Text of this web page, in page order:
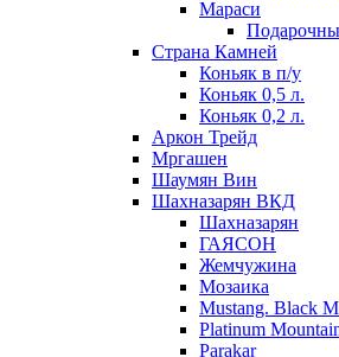
Мараси
Страна Камней
Коньяк в п/у
Коньяк 0,5 л.
Коньяк 0,2 л.
Аркон Трейд
Мргашен
Шаумян Вин
Шахназарян ВКД
Шахназарян
ГАЯСОН
Жемчужина
Мозаика
Mustang. Black
Platinum
Parakar